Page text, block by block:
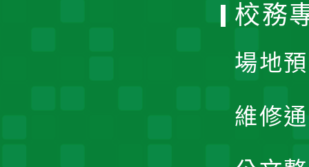
校務
場地
維修